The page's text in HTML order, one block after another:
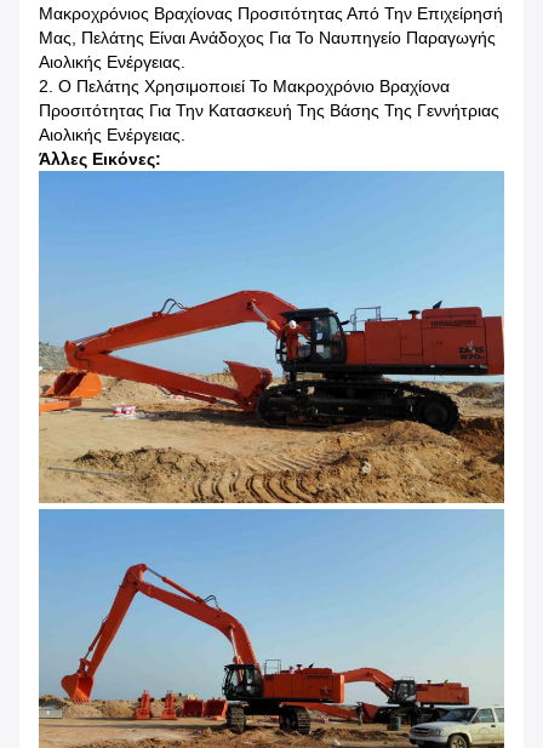
Μακροχρόνιος Βραχίονας Προσιτότητας Από Την Επιχείρησή
Μας, Πελάτης Είναι Ανάδοχος Για Το Ναυπηγείο Παραγωγής
Αιολικής Ενέργειας.
2. Ο Πελάτης Χρησιμοποιεί Το Μακροχρόνιο Βραχίονα
Προσιτότητας Για Την Κατασκευή Της Βάσης Της Γεννήτριας
Αιολικής Ενέργειας.
Άλλες Εικόνες: